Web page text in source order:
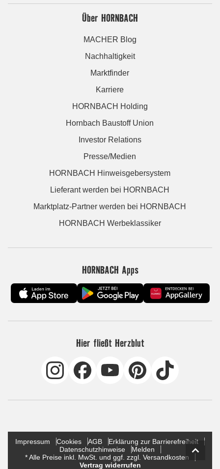
Über HORNBACH
MACHER Blog
Nachhaltigkeit
Marktfinder
Karriere
HORNBACH Holding
Hornbach Baustoff Union
Investor Relations
Presse/Medien
HORNBACH Hinweisgebersystem
Lieferant werden bei HORNBACH
Marktplatz-Partner werden bei HORNBACH
HORNBACH Werbeklassiker
HORNBACH Apps
Hier fließt Herzblut
Impressum Cookies AGB
Erklärung zur Barrierefreiheit
Datenschutzhinweise
Melden
* Alle Preise inkl. MwSt. und ggf. zzgl. Versandkosten
Vertrag widerrufen